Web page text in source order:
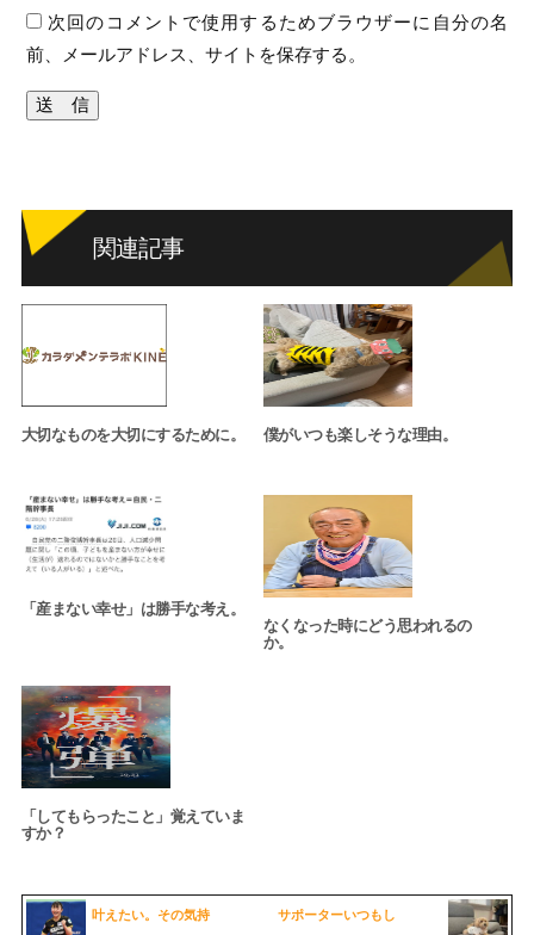
次回のコメントで使用するためブラウザーに自分の名
前、メールアドレス、サイトを保存する。
関連記事
大切なものを大切にするために。 僕がいつも楽しそうな理由。
「産まない幸せ」は勝手な考え。
なくなった時にどう思われるの
か。
「してもらったこと」覚えていま
すか？
叶えたい。その気持
サポーターいつもし